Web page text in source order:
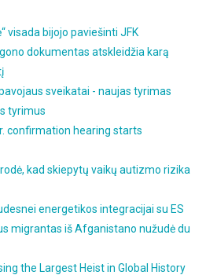
visada bijojo paviešinti JFK
dokumentas atskleidžia karą
sveikatai - naujas tyrimas
tyrimus
confirmation hearing starts
kad skiepytų vaikų autizmo rizika
energetikos integracijai su ES
migrantas iš Afganistano nužudė du
the Largest Heist in Global History